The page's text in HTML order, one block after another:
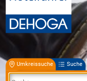
Umkreissuche Suche